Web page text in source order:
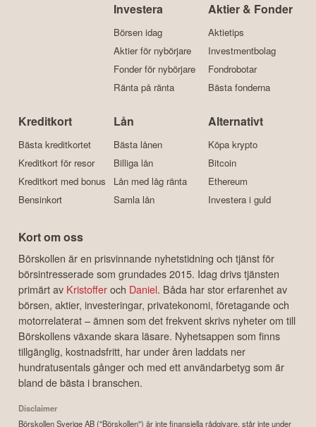
Investera
Börsen idag
Aktier för nybörjare
Fonder för nybörjare
Ränta på ränta
Aktier & Fonder
Aktietips
Investmentbolag
Fondrobotar
Bästa fonderna
Kreditkort
Bästa kreditkortet
Kreditkort för resor
Kreditkort med bonus
Bensinkort
Lån
Bästa lånen
Billiga lån
Lån med låg ränta
Samla lån
Alternativt
Köpa krypto
Bitcoin
Ethereum
Investera i guld
Kort om oss
Börskollen är en prisvinnande nyhetstidning och tjänst för
börsintresserade som grundades 2015. Idag drivs tjänsten
primärt av Kristofferoch Daniel. Båda har stor erfarenhet av
börsen, aktier, investeringar, privatekonomi, företagande och
motorrelaterat – ämnen som det frekvent skrivs nyheter om till
Börskollens växande skara läsare. Nyhetsappen som finns
tillgänglig, kostnadsfritt, har under åren laddats ner
hundratusentals gånger och med ett användarbetyg som är
bland de bästa i branschen.
Disclaimer
Börskollen Sverige AB ("Börskollen") är inte finansiella rådgivare, står inte under